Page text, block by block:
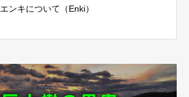
エンキについて（Enki）